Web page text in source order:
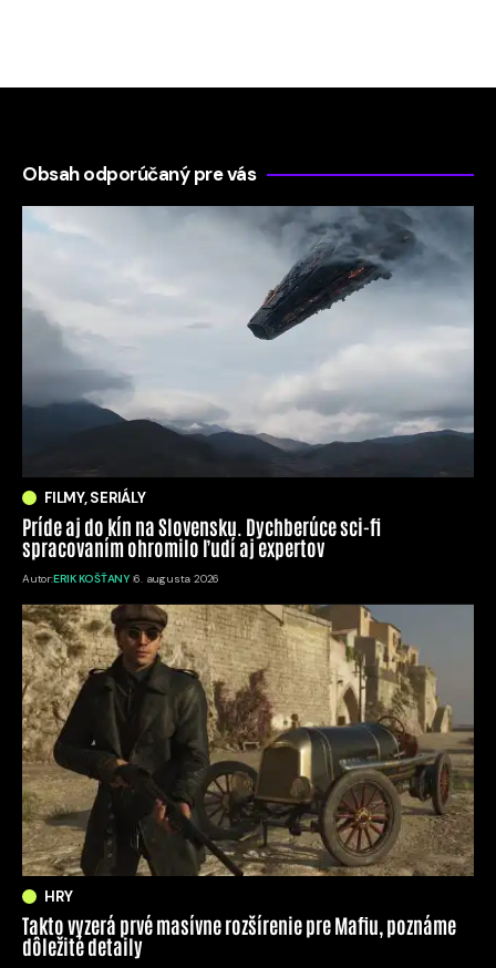
Obsah odporúčaný pre vás
FILMY, SERIÁLY
Príde aj do kín na Slovensku. Dychberúce sci-fi
spracovaním ohromilo ľudí aj expertov
Autor:ERIK KOŠŤANY 6. augusta 2026
HRY
Takto vyzerá prvé masívne rozšírenie pre Mafiu, poznáme
dôležité detaily